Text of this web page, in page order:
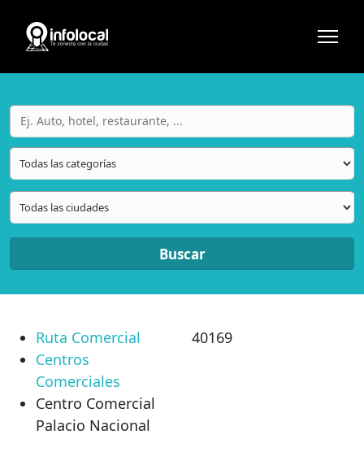
Buscar
Ruta Comercial
Centros
Comerciales
Centro Comercial
Palacio Nacional
40169